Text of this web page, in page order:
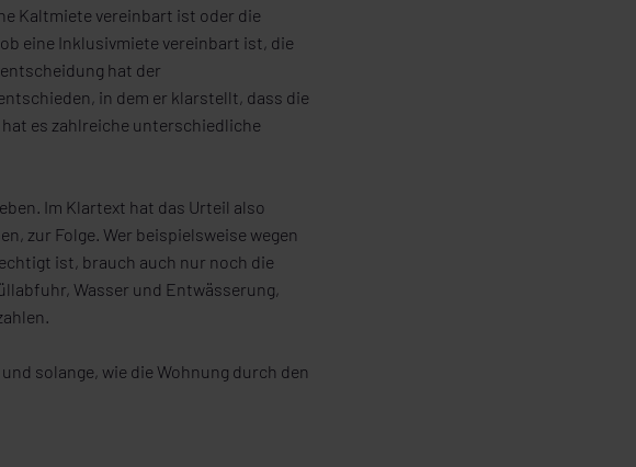
Kaltmiete vereinbart ist oder die
eine Inklusivmiete vereinbart ist, die
hat der
in dem er klarstellt, dass die
es zahlreiche unterschiedliche
Im Klartext hat das Urteil also
zur Folge. Wer beispielsweise wegen
ist, brauch auch nur noch die
Wasser und Entwässerung,
solange, wie die Wohnung durch den